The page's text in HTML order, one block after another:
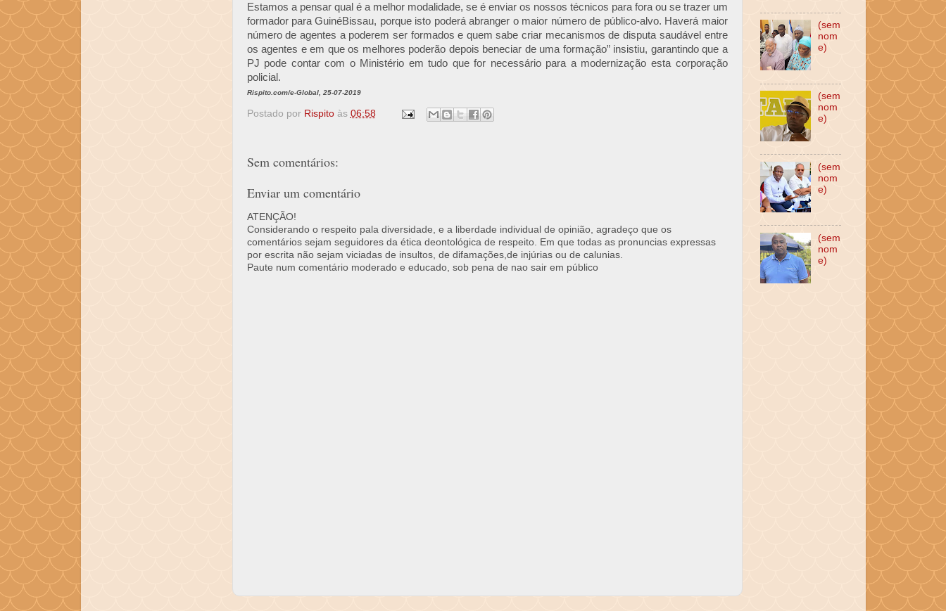
Estamos a pensar qual é a melhor modalidade, se é enviar os nossos técnicos para fora ou se trazer um
formador para GuinéBissau, porque isto poderá abranger o maior número de público-alvo. Haverá maior
número de agentes a poderem ser formados e quem sabe criar mecanismos de disputa saudável entre
os agentes e em que os melhores poderão depois beneciar de uma formação” insistiu, garantindo que a
PJ pode contar com o Ministério em tudo que for necessário para a modernização esta corporação
policial.
Rispito.com/e-Global, 25-07-2019
Postado por Rispito às 06:58
Sem comentários:
Enviar um comentário
ATENÇÃO!
Considerando o respeito pala diversidade, e a liberdade individual de opinião, agradeço que os
comentários sejam seguidores da ética deontológica de respeito. Em que todas as pronuncias expressas
por escrita não sejam viciadas de insultos, de difamações,de injúrias ou de calunias.
Paute num comentário moderado e educado, sob pena de nao sair em público
(sem
nom
e)
(sem
nom
e)
(sem
nom
e)
(sem
nom
e)